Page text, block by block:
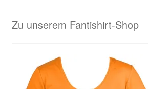
Zu unserem Fantishirt-Shop